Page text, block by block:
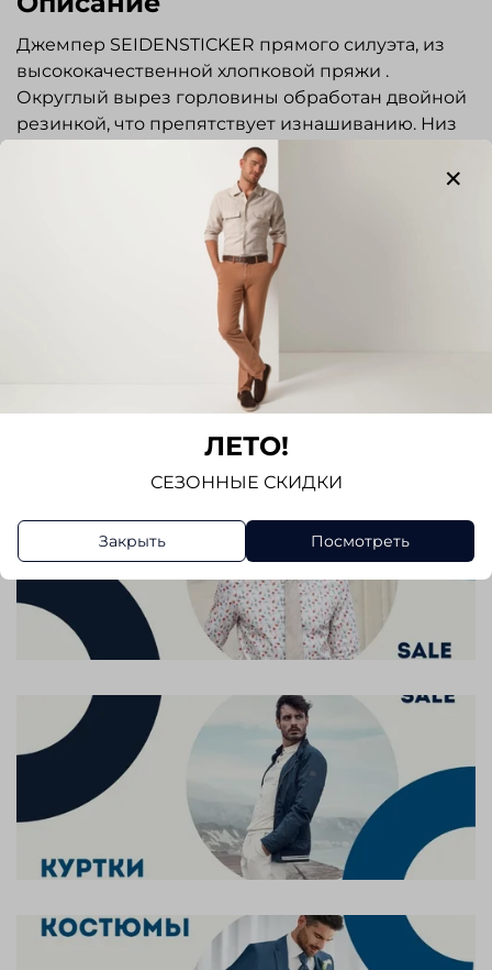
Джемпер SEIDENSTICKER прямого силуэта, из
высококачественной хлопковой пряжи .
Округлый вырез горловины обработан двойной
резинкой, что препятствует изнашиванию. Низ
изделия и рукавов на резинке. Прекрасно
сочетается с джинсами и брюками. Отлично
подходит для повседневной носки.
Отзывов еще никто не оставлял
ЛЕТО!
СЕЗОННЫЕ СКИДКИ
Закрыть Посмотреть